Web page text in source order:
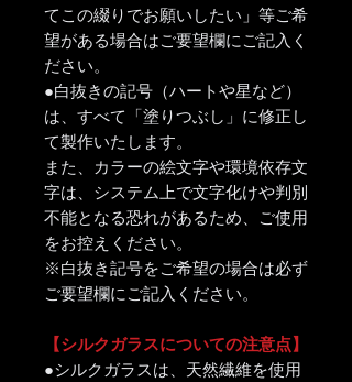
てこの綴りでお願いしたい」等ご希
望がある場合はご要望欄にご記入く
ださい。
●白抜きの記号（ハートや星など）
は、すべて「塗りつぶし」に修正し
て製作いたします。
また、カラーの絵文字や環境依存文
字は、システム上で文字化けや判別
不能となる恐れがあるため、ご使用
をお控えください。
※白抜き記号をご希望の場合は必ず
ご要望欄にご記入ください。
【シルクガラスについての注意点】
●シルクガラスは、天然繊維を使用